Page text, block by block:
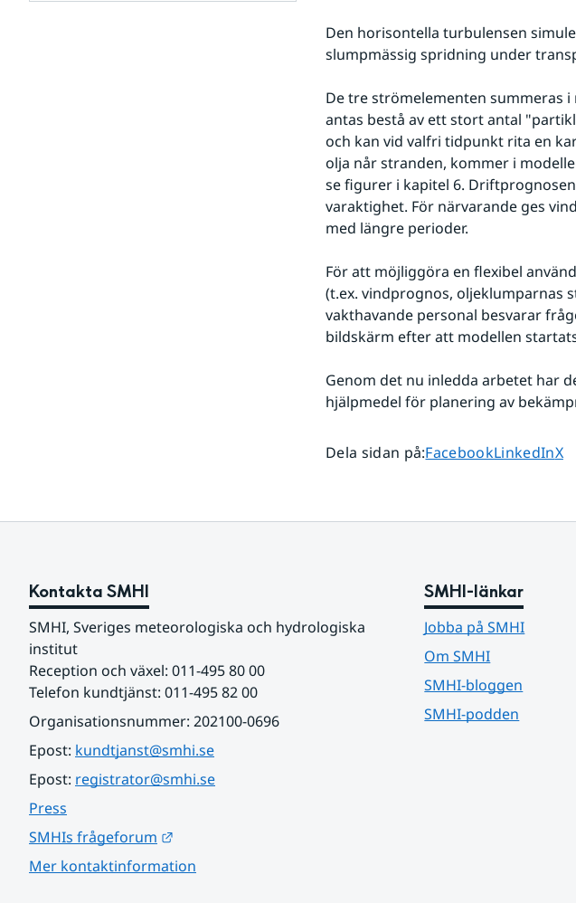
UndersidorDen horisontella turbulensen
slumpmässig spridning under
De tre strömelementen summeras
antas bestå av ett stort antal
och kan vid valfri tidpunkt rita en
olja når stranden, kommer i
se figurer i kapitel 6.
varaktighet. För närvarande ges
med längre perioder.
För att möjliggöra en flexibel
(t.ex. vindprognos, oljeklumparnas
vakthavande personal besvarar
bildskärm efter att modellen
Genom det nu inledda arbetet har
hjälpmedel för planering av
Dela sidan på:Dela sidan på
FacebookDela sidan
LinkedInX
Kontakta SMHI
SMHI, Sveriges meteorologiska och hydrologiska
institut
Reception och växel: 011-495 80 00
Telefon kundtjänst: 011-495 82 00
Organisationsnummer: 202100-0696
Epost: kundtjanst@smhi.se
Epost: registrator@smhi.se
Press
SMHIs frågeforum
Mer kontaktinformation
SMHI-länkar
Jobba på SMHI
Om SMHI
SMHI-bloggen
SMHI-podden